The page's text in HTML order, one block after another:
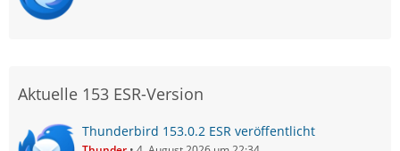
Aktuelle 153 ESR-Version
Thunderbird 153.0.2 ESR veröffentlicht